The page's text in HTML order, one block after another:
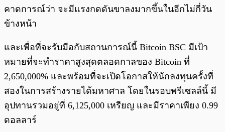
คาดการณ์ว่า จะมีแรงกดดันขาลงมากขึ้นในอีกไม่กี่วัน
ข้างหน้า
และเพื่อที่จะรับมือกับสถานการณ์นี้ Bitcoin BSC มีเป้า
หมายที่จะทำราคาสูงสุดตลอดกาลของ Bitcoin ที่
2,650,000% และพร้อมที่จะเปิดโอกาสให้นักลงทุนครั้งที่
สองในการสร้างรายได้มหาศาล โดยในรอบพรีเซลล์นี้ มี
อุปทานรวมอยู่ที่ 6,125,000 เหรียญ และมีราคาเพียง 0.99
ดอลลาร์